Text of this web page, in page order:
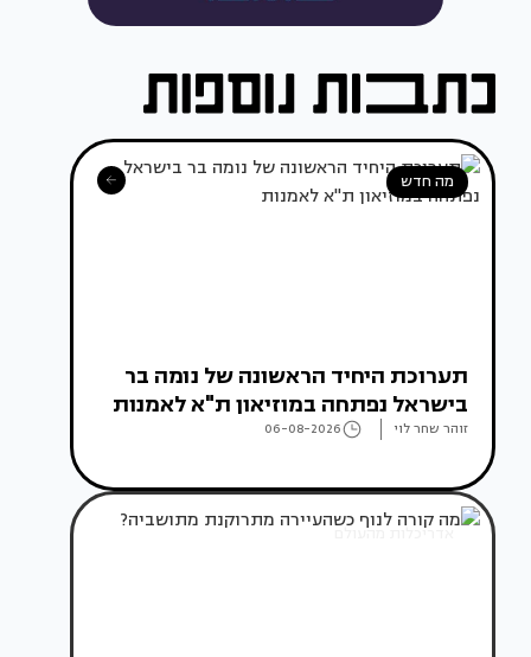
מה חדש
תערוכת היחיד הראשונה של נומה בר
בישראל נפתחה במוזיאון ת"א לאמנות
זוהר שחר לוי 06-08-2026
אדריכלות מהעולם